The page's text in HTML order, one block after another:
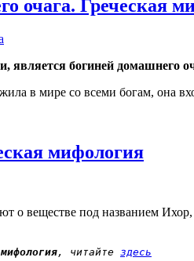
очага. Греческая
является богиней домашнего
жила в мире со всеми богам, она
мифология
о веществе под названием
, читайте здесь